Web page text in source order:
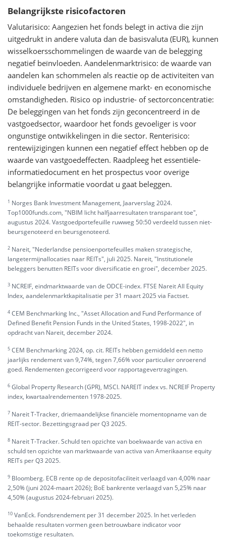
Belangrijkste risicofactoren
Valutarisico: Aangezien het fonds belegt in activa die zijn
uitgedrukt in andere valuta dan de basisvaluta (EUR), kunnen
wisselkoersschommelingen de waarde van de belegging
negatief beïnvloeden. Aandelenmarktrisico: de waarde van
aandelen kan schommelen als reactie op de activiteiten van
individuele bedrijven en algemene markt- en economische
omstandigheden. Risico op industrie- of sectorconcentratie:
De beleggingen van het fonds zijn geconcentreerd in de
vastgoedsector, waardoor het fonds gevoeliger is voor
ongunstige ontwikkelingen in die sector. Renterisico:
rentewijzigingen kunnen een negatief effect hebben op de
waarde van vastgoedeffecten. Raadpleeg het essentiële-
informatiedocument en het prospectus voor overige
belangrijke informatie voordat u gaat beleggen.
1 Norges Bank Investment Management, Jaarverslag 2024.
Top1000funds.com, "NBIM licht halfjaarresultaten transparant toe",
augustus 2024. Vastgoedportefeuille ruwweg 50:50 verdeeld tussen niet-
beursgenoteerd en beursgenoteerd.
2 Nareit, "Nederlandse pensioenportefeuilles maken strategische,
langetermijnallocaties naar REITs", juli 2025. Nareit, "Institutionele
beleggers benutten REITs voor diversificatie en groei", december 2025.
3 NCREIF, eindmarktwaarde van de ODCE-index. FTSE Nareit All Equity
Index, aandelenmarktkapitalisatie per 31 maart 2025 via Factset.
4 CEM Benchmarking Inc., "Asset Allocation and Fund Performance of
Defined Benefit Pension Funds in the United States, 1998-2022", in
opdracht van Nareit, december 2024.
5 CEM Benchmarking 2024, op. cit. REITs hebben gemiddeld een netto
jaarlijks rendement van 9,74%, tegen 7,66% voor particulier onroerend
goed. Rendementen gecorrigeerd voor rapportagevertragingen.
6 Global Property Research (GPR), MSCI. NAREIT index vs. NCREIF Property
index, kwartaalrendementen 1978-2025.
7 Nareit T-Tracker, driemaandelijkse financiële momentopname van de
REIT-sector. Bezettingsgraad per Q3 2025.
8 Nareit T-Tracker. Schuld ten opzichte van boekwaarde van activa en
schuld ten opzichte van marktwaarde van activa van Amerikaanse equity
REITs per Q3 2025.
9 Bloomberg. ECB rente op de depositofaciliteit verlaagd van 4,00% naar
2,50% (juni 2024-maart 2026); BoE bankrente verlaagd van 5,25% naar
4,50% (augustus 2024-februari 2025).
10 VanEck. Fondsrendement per 31 december 2025. In het verleden
behaalde resultaten vormen geen betrouwbare indicator voor
toekomstige resultaten.